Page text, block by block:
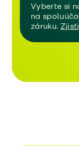
Vyberte si
na
záruku.